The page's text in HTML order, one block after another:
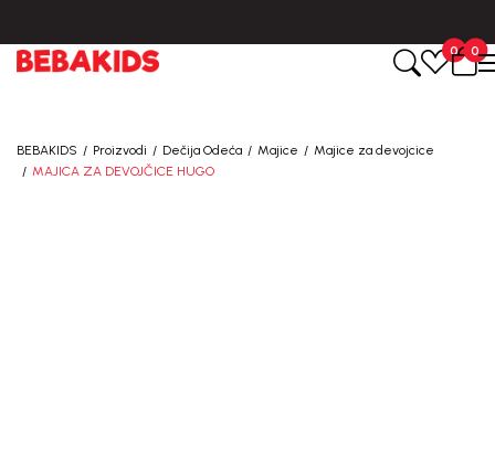
0
0
BEBAKIDS Proizvodi Dečija Odeća Majice
Majice za devojcice
MAJICA ZA DEVOJČICE HUGO